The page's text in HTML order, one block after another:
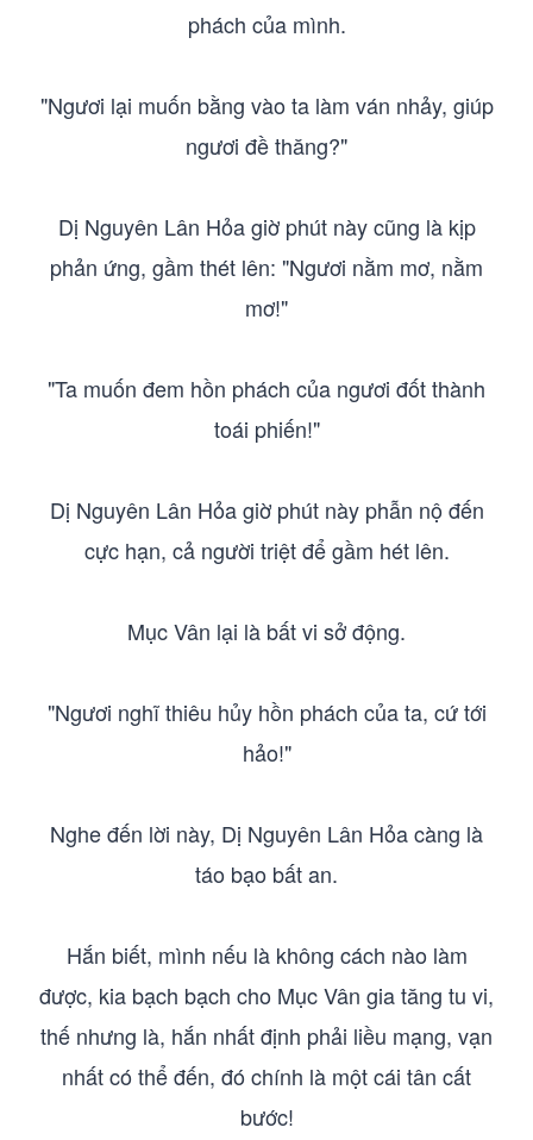
phách của mình.
"Ngươi lại muốn bằng vào ta làm ván nhảy, giúp
ngươi đề thăng?"
Dị Nguyên Lân Hỏa giờ phút này cũng là kịp
phản ứng, gầm thét lên: "Ngươi nằm mơ, nằm
mơ!"
"Ta muốn đem hồn phách của ngươi đốt thành
toái phiến!"
Dị Nguyên Lân Hỏa giờ phút này phẫn nộ đến
cực hạn, cả người triệt để gầm hét lên.
Mục Vân lại là bất vi sở động.
"Ngươi nghĩ thiêu hủy hồn phách của ta, cứ tới
hảo!"
Nghe đến lời này, Dị Nguyên Lân Hỏa càng là
táo bạo bất an.
Hắn biết, mình nếu là không cách nào làm
được, kia bạch bạch cho Mục Vân gia tăng tu vi,
thế nhưng là, hắn nhất định phải liều mạng, vạn
nhất có thể đến, đó chính là một cái tân cất
bước!